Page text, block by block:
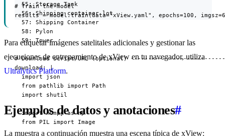
  55: Storage Tank
  56: Shipping container lot
  57: Shipping Container
  58: Pylon
  59: Tower
# Download script/URL (optional)
download: |
  import json
  from pathlib import Path
  import shutil
  import numpy as np
  from PIL import Image
# Train the model
results = model.train(data="xView.yaml", epochs=100,
Para etiquetar imágenes satelitales adicionales y gestionar las
ejecuciones de entrenamiento de xView en tu navegador, utiliza
Ultralytics Platform.
Ejemplos de datos y anotaciones#
La muestra a continuación muestra una escena típica de xView: